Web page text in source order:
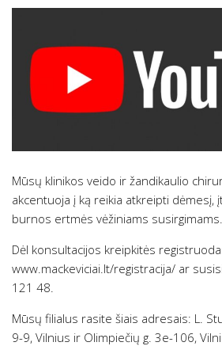
Mūsų klinikos veido ir žandikaulio
akcentuoja į ką reikia atkreipti dėmesį,
burnos ertmės vėžiniams susirgimams.
Dėl konsultacijos kreipkitės
www.mackeviciai.lt/registracija/ ar
121 48.
Mūsų filialus rasite šiais adresais: L.
9-9, Vilnius ir Olimpiečių g. 3e-106,